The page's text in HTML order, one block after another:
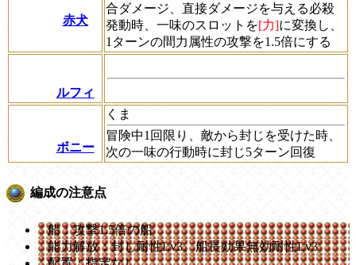
赤犬
合ダメージ、直接ダメージを与える必殺
発動時、一味のスロットを[力]に変換し、
1ターンの間力属性の攻撃を1.5倍にする
ルフィ
ボニー
くま
冒険中1回限り、敵から封じを受けた時、
次の一味の行動時に封じ5ターン回復
編成の注意点
船：攻撃1.5倍の船
能力解放：封じ耐性Lv3、船長効果無効耐性Lv3